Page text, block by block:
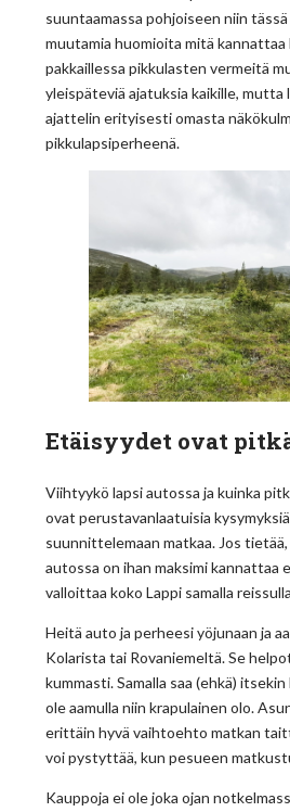
suuntaamassa pohjoiseen niin
muutamia huomioita mitä kannattaa
pakkaillessa pikkulasten vermeitä
yleispäteviä ajatuksia kaikille, mutta
ajattelin erityisesti omasta
pikkulapsiperheenä.
Etäisyydet ovat
Viihtyykö lapsi autossa ja kuinka
ovat perustavanlaatuisia
suunnittelemaan matkaa. Jos
autossa on ihan maksimi kannattaa
valloittaa koko Lappi samalla
Heitä auto ja perheesi yöjunaan ja
Kolarista tai Rovaniemeltä. Se
kummasti. Samalla saa (ehkä)
ole aamulla niin krapulainen olo.
erittäin hyvä vaihtoehto matkan
voi pystyttää, kun pesueen
Kauppoja ei ole joka ojan